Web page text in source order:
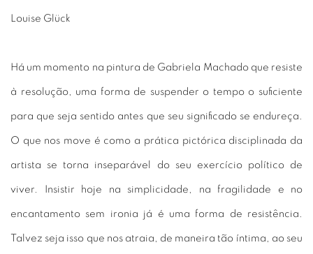
Louise Glück
Há um momento na pintura de Gabriela Machado que resiste
à resolução, uma forma de suspender o tempo o suficiente
para que seja sentido antes que seu significado se endureça.
O que nos move é como a prática pictórica disciplinada da
artista se torna inseparável do seu exercício político de
viver. Insistir hoje na simplicidade, na fragilidade e no
encantamento sem ironia já é uma forma de resistência.
Talvez seja isso que nos atraia, de maneira tão íntima, ao seu